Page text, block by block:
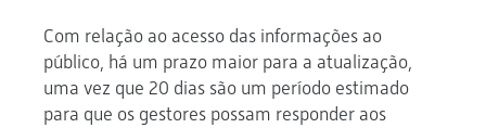
Com relação ao acesso das informações ao
público, há um prazo maior para a atualização,
uma vez que 20 dias são um período estimado
para que os gestores possam responder aos